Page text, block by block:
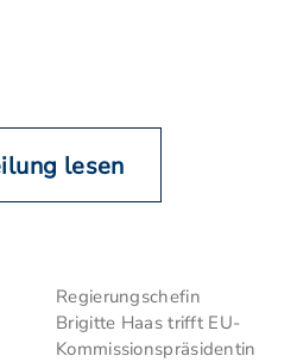
lesen
Regierungschefin
Brigitte Haas trifft EU-
Kommissionspräsidentin